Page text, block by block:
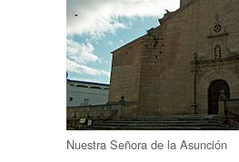
Nuestra Señora de la Asunción